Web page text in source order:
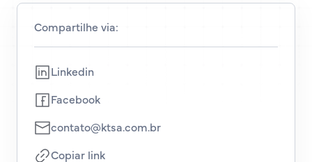
Compartilhe via:
Linkedin
Facebook
contato@ktsa.com.br
Copiar link